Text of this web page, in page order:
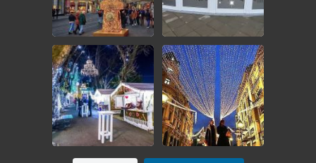
🎄ADVENT ZAGREB🎄
📅 28.12.2024.
💵...
🎆 DOČEK NOVE 2025.
GODINE U BEOGRADU
📅...